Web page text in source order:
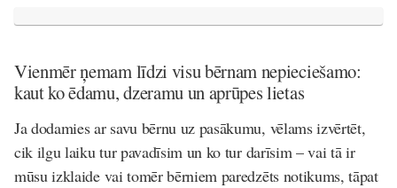
Vienmēr ņemam līdzi visu bērnam nepieciešamo:
kaut ko ēdamu, dzeramu un aprūpes lietas
Ja dodamies ar savu bērnu uz pasākumu, vēlams izvērtēt,
cik ilgu laiku tur pavadīsim un ko tur darīsim – vai tā ir
mūsu izklaide vai tomēr bērniem paredzēts notikums, tāpat